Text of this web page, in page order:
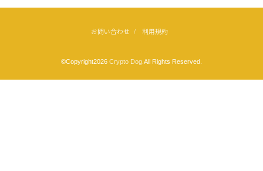
お問い合わせ 利用規約
©Copyright2026 Crypto Dog.All Rights Reserved.